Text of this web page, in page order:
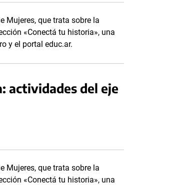
Mujeres, que trata sobre la
«Conectá tu historia», una
y el portal educ.ar.
actividades del eje
Mujeres, que trata sobre la
«Conectá tu historia», una